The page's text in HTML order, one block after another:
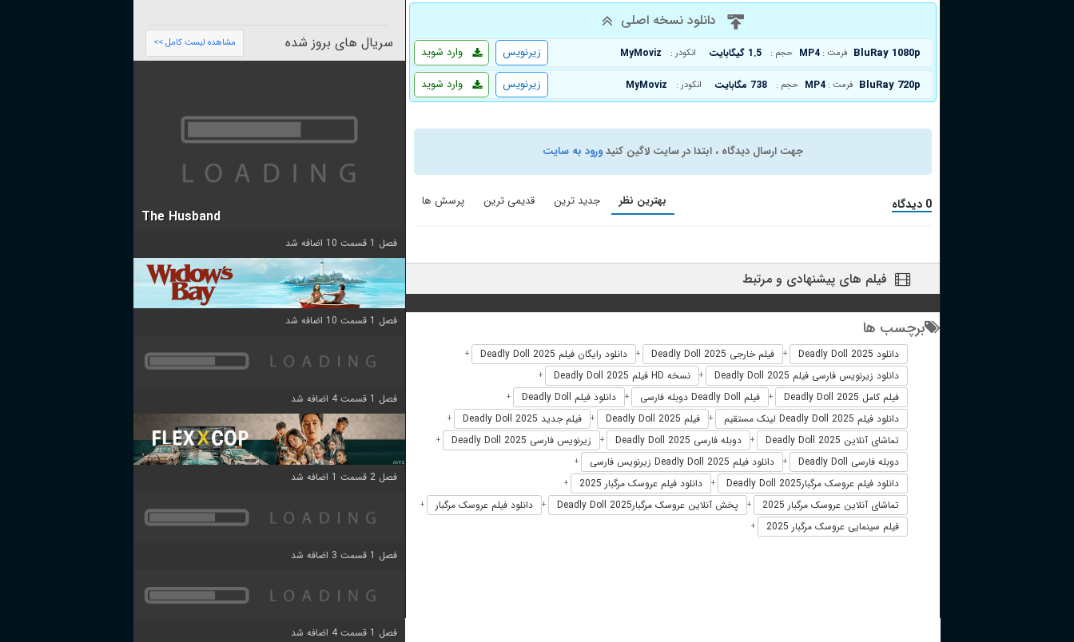
دانلود نسخه اصلی
BluRay 1080p فرمت : MP4 حجم : 1.5 گیگابایت انکودر : MyMoviz وارد شوید
زیرنویس
BluRay 720p فرمت : MP4 حجم : 738 مگابایت انکودر : MyMoviz وارد شوید زیرنویس
جهت ارسال دیدگاه ، ابتدا در سایت لاگین کنیدورود به سایت
0 دیدگاه بهترین نظر جدید ترین قدیمی ترین پرسش ها
فیلم های پیشنهادی و مرتبط
برچسب ها
دانلود Deadly Doll 2025 + فیلم خارجی Deadly Doll 2025 + دانلود رایگان فیلم Deadly Doll 2025 +
دانلود زیرنویس فارسی فیلم Deadly Doll 2025 + نسخه HD فیلم Deadly Doll 2025 +
فیلم کامل Deadly Doll 2025 + فیلم Deadly Doll دوبله فارسی + دانلود فیلم Deadly Doll +
دانلود فیلم Deadly Doll 2025 لینک مستقیم + فیلم Deadly Doll 2025 + فیلم جدید Deadly Doll 2025 +
تماشای آنلاین Deadly Doll 2025 + دوبله فارسی Deadly Doll 2025 + زیرنویس فارسی Deadly Doll 2025 +
دوبله فارسی Deadly Doll + دانلود فیلم Deadly Doll 2025 زیرنویس فارسی +
دانلود فیلم عروسک مرگبارDeadly Doll 2025 + دانلود فیلم عروسک مرگبار 2025 +
تماشای آنلاین عروسک مرگبار 2025 + پخش آنلاین عروسک مرگبارDeadly Doll 2025 + دانلود فیلم عروسک مرگبار +
فیلم سینمایی عروسک مرگبار 2025 +
سریال های بروز شده مشاهده لیست کامل >>
The Husband
فصل 1 قسمت 10 اضافه شد
فصل 1 قسمت 10 اضافه شد
فصل 1 قسمت 4 اضافه شد
فصل 2 قسمت 1 اضافه شد
فصل 1 قسمت 3 اضافه شد
فصل 1 قسمت 4 اضافه شد